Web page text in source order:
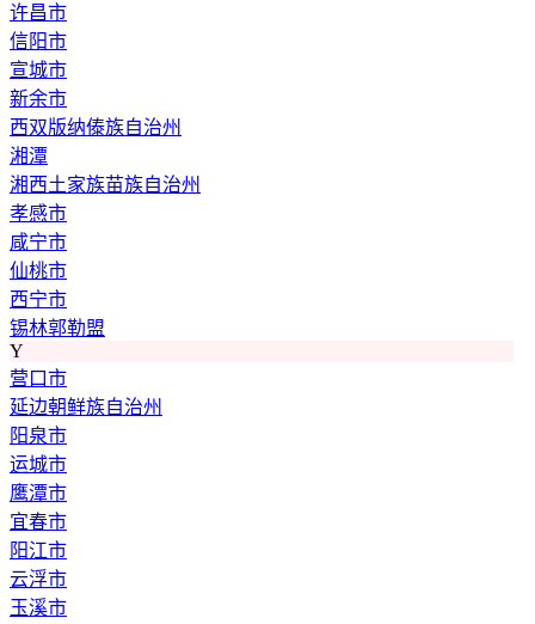
许昌市
信阳市
宣城市
新余市
西双版纳傣族自治州
湘潭
湘西土家族苗族自治州
孝感市
咸宁市
仙桃市
西宁市
锡林郭勒盟
Y
营口市
延边朝鲜族自治州
阳泉市
运城市
鹰潭市
宜春市
阳江市
云浮市
玉溪市